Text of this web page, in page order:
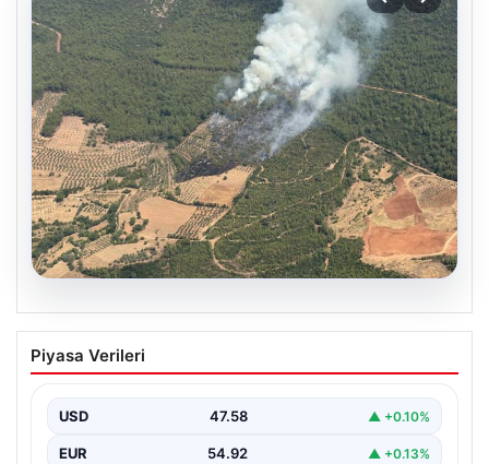
05.08.2026
Muğla Yatağan’da orman yangını
Piyasa Verileri
USD 47.58 ▲ +0.10%
EUR 54.92 ▲ +0.13%